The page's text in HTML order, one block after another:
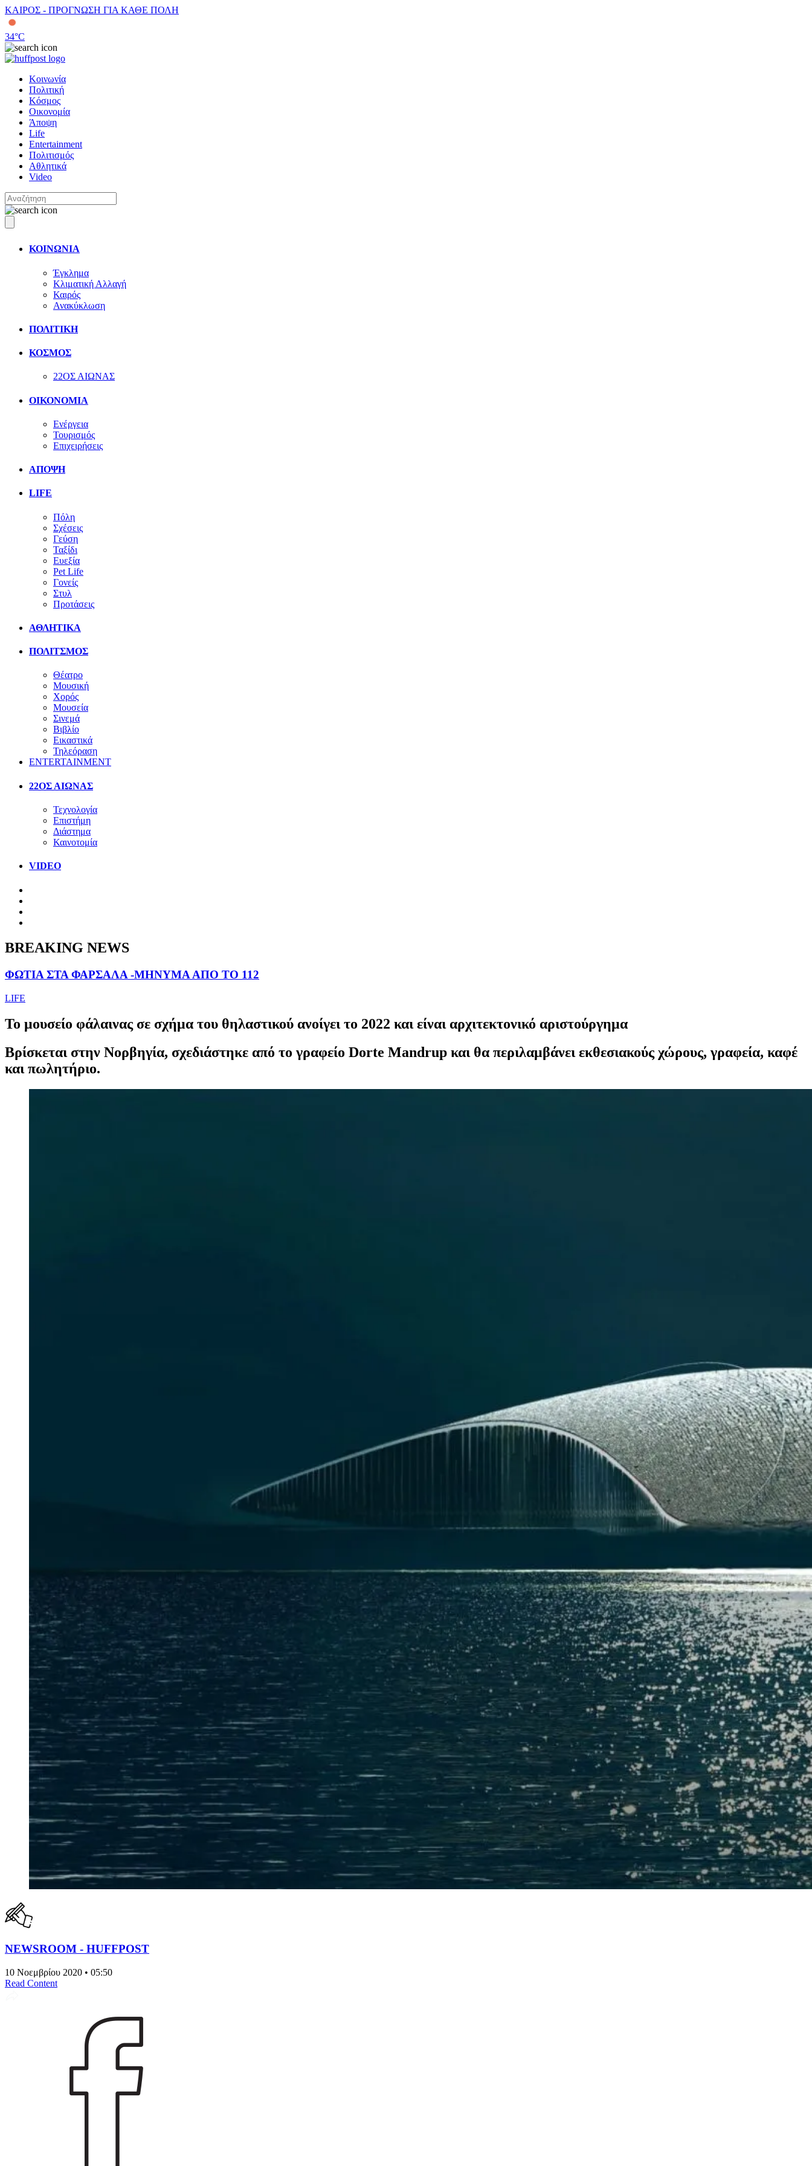
ΚΑΙΡΟΣ - ΠΡΟΓΝΩΣΗ ΓΙΑ ΚΑΘΕ ΠΟΛΗ
34°C
Κοινωνία
Πολιτική
Κόσμος
Οικονομία
Άποψη
Life
Entertainment
Πολιτισμός
Αθλητικά
Video
ΚΟΙΝΩΝΙΑ
Έγκλημα
Κλιματική Αλλαγή
Καιρός
Ανακύκλωση
ΠΟΛΙΤΙΚΗ
ΚΟΣΜΟΣ
22ΟΣ ΑΙΩΝΑΣ
ΟΙΚΟΝΟΜΙΑ
Ενέργεια
Τουρισμός
Επιχειρήσεις
ΑΠΟΨΗ
LIFE
Πόλη
Σχέσεις
Γεύση
Ταξίδι
Ευεξία
Pet Life
Γονείς
Στυλ
Προτάσεις
ΑΘΛΗΤΙΚΑ
ΠΟΛΙΤΣΜΟΣ
Θέατρο
Μουσική
Χορός
Μουσεία
Σινεμά
Βιβλίο
Εικαστικά
Τηλεόραση
ENTERTAINMENT
22ΟΣ ΑΙΩΝΑΣ
Τεχνολογία
Επιστήμη
Διάστημα
Καινοτομία
VIDEO
BREAKING NEWS
ΦΩΤΙΑ ΣΤΑ ΦΑΡΣΑΛΑ -ΜΗΝΥΜΑ ΑΠΟ ΤΟ 112
LIFE
To μουσείο φάλαινας σε σχήμα του θηλαστικού ανοίγει το 2022 και είναι αρχιτεκτονικό αριστούργημα
Βρίσκεται στην Νορβηγία, σχεδιάστηκε από το γραφείο Dorte Mandrup και θα περιλαμβάνει εκθεσιακούς χώρους, γραφεία, καφέ
και πωλητήριο.
NEWSROOM - HUFFPOST
10 Νοεμβρίου 2020 • 05:50
Read Content